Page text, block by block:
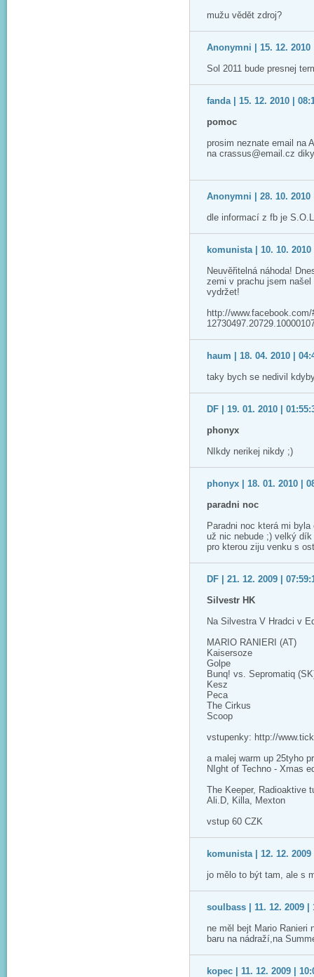
mužu vědět zdroj?
Anonymni | 15. 12. 2010
Sol 2011 bude presnej
fanda | 15. 12. 2010 |
pomoc
prosim neznate email na
na crassus@email.cz diky
Anonymni | 28. 10. 2010
dle informací z fb je
komunista | 10. 10. 2010
Neuvěřitelná náhoda!
zemi v prachu jsem
vydržet!
http://
haum | 18. 04. 2010 |
taky bych se nedivil
DF | 19. 01. 2010 |
phonyx
NIkdy nerikej nikdy ;)
phonyx | 18. 01. 2010 |
paradni noc
Paradni noc která mi
už nic nebude ;) velký
pro kterou ziju venku s
DF | 21. 12. 2009 |
Silvestr HK
Na Silvestra V Hradci v
MARIO RANIERI (AT)
Kaisersoze
Golpe
Bunq! vs. Sepromatiq
Kesz
Peca
The Cirkus
Scoop
vstupenky: http://
a malej warm up 25tyho
NIght of Techno - Xmas
The Keeper, Radioaktive
Ali.D, Killa, Mexton
vstup 60 CZK
komunista | 12. 12. 2009
jo mělo to být tam, ale s
soulbass | 11. 12. 2009 |
ne měl bejt Mario Ranieri
baru na nádraží,na
kopec | 11. 12. 2009 |